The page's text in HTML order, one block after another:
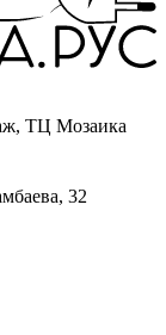
ТЦ Мозаика
32